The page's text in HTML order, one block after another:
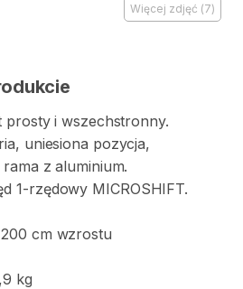
Więcej zdjęć (7)
prosty i wszechstronny.
​,​ uniesiona pozycja​​,​
rama z aluminium.
1-rzędowy MICROSHIFT.
200 cm wzrostu
​,​​9 kg